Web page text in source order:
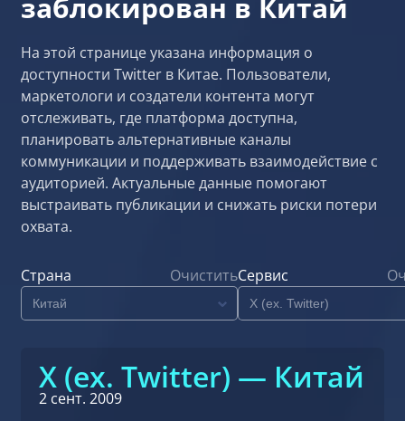
заблокирован в Китай
На этой странице указана информация о
доступности Twitter в Китае. Пользователи,
маркетологи и создатели контента могут
отслеживать, где платформа доступна,
планировать альтернативные каналы
коммуникации и поддерживать взаимодействие с
аудиторией. Актуальные данные помогают
выстраивать публикации и снижать риски потери
охвата.
Страна ОчиститьСервис
X (ex. Twitter) — Китай
2 сент. 2009